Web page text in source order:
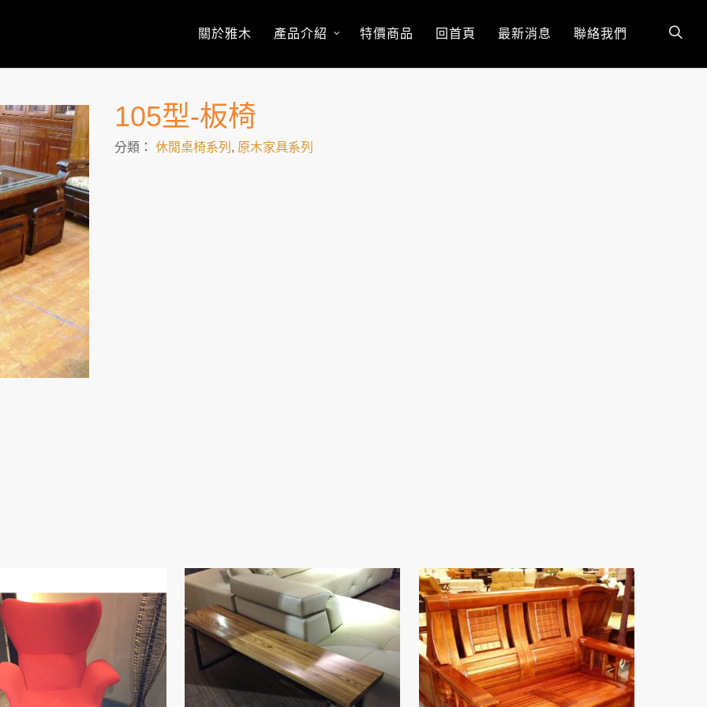
關於雅木 產品介紹 特價商品 回首頁 最新消息 聯絡我們
105型-板椅
分類： 休閒桌椅系列 , 原木家具系列